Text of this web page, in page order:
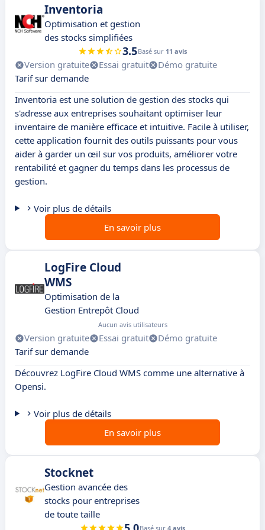
Inventoria
Optimisation et gestion
des stocks simplifiées
3.5Basé sur 11 avis
Version gratuite Essai gratuit
Démo gratuite
Tarif sur demande
Inventoria est une solution de gestion des stocks qui
s'adresse aux entreprises souhaitant optimiser leur
inventaire de manière efficace et intuitive. Facile à utiliser,
cette application fournit des outils puissants pour vous
aider à garder un œil sur vos produits, améliorer votre
rentabilité et gagner du temps dans les processus de
gestion.
Voir plus de détails
En savoir plus
LogFire Cloud
WMS
Optimisation de la
Gestion Entrepôt Cloud
Aucun avis utilisateurs
Version gratuite Essai gratuit
Démo gratuite
Tarif sur demande
Découvrez LogFire Cloud WMS comme une alternative à
Opensi.
Voir plus de détails
En savoir plus
Stocknet
Gestion avancée des
stocks pour entreprises
de toute taille
Basé sur 4 avis